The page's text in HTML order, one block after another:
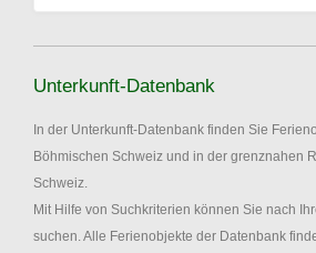
Unterkunft-Datenbank
In der Unterkunft-Datenbank finden Sie
Böhmischen Schweiz und in der grenznahen
Schweiz.
Mit Hilfe von Suchkriterien können Sie nach
suchen. Alle Ferienobjekte der Datenbank